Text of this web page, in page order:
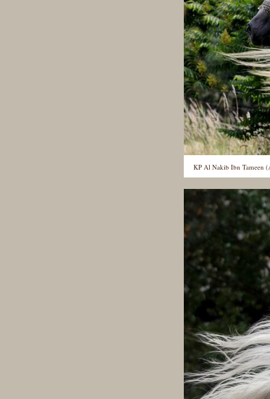
KP Al Nakib Ibn Tameen